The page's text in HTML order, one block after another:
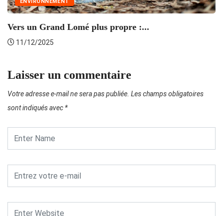
Vers un Grand Lomé plus propre :...
11/12/2025
Laisser un commentaire
Votre adresse e-mail ne sera pas publiée. Les champs obligatoires
sont indiqués avec *